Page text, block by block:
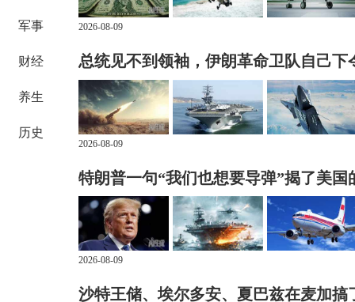
军事
财经
养生
历史
2026-08-09
总统见不到领袖，伊朗革命卫队自己下
2026-08-09
特朗普一句“我们也想要导弹”揭了美国
2026-08-09
沙特王储、埃尔多安、夏巴兹在麦加搞